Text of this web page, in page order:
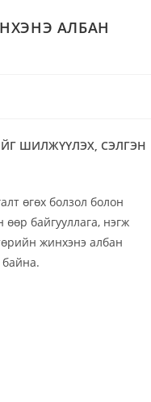
АЛБАН
ШИЛЖҮҮЛЭХ, СЭЛГЭН
өгөх болзол болон
байгууллага, нэгж
жинхэнэ албан